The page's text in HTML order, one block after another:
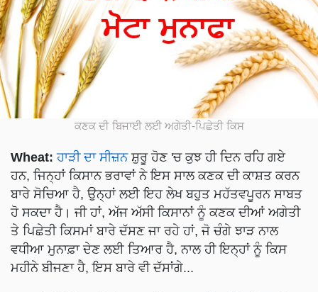
ਕਣਕ ਦੀ ਬਿਜਾਈ ਲਈ ਅਗੇਤੀ-ਪਿਛੇਤੀ ਕਿਸ
Wheat: ਹਾੜੀ ਦਾ ਸੀਜ਼ਨਸ਼ੁਰੂ ਹੋਣ 'ਚ ਕੁਝ ਹੀ ਦਿਨ ਰਹਿ ਗਏ
ਹਨ, ਜਿਨ੍ਹਾਂ ਕਿਸਾਨ ਭਰਾਵਾਂ ਨੇ ਇਸ ਸਾਲ ਕਣਕ ਦੀ ਕਾਸ਼ਤ ਕਰਨ
ਬਾਰੇ ਸੋਚਿਆ ਹੈ, ਉਨ੍ਹਾਂ ਲਈ ਇਹ ਲੇਖ ਬਹੁਤ ਮਹੱਤਵਪੂਰਨ ਸਾਬਤ
ਹੋ ਸਕਦਾ ਹੈ। ਜੀ ਹਾਂ, ਅੱਜ ਅੱਸੀ ਕਿਸਾਨਾਂ ਨੂੰ ਕਣਕ ਦੀਆਂ ਅਗੇਤੀ
ਤੇ ਪਿਛੇਤੀ ਕਿਸਮਾਂ ਬਾਰੇ ਦੱਸਣ ਜਾ ਰਹੇ ਹਾਂ, ਜੋ ਚੰਗੇ ਝਾੜ ਨਾਲ
ਵਧੀਆ ਮੁਨਾਫ਼ਾ ਦੇਣ ਲਈ ਤਿਆਰ ਹੈ, ਨਾਲ ਹੀ ਇਨ੍ਹਾਂ ਨੂੰ ਕਿਸ
ਮਹੀਨੇ ਬੀਜਣਾ ਹੈ, ਇਸ ਬਾਰੇ ਵੀ ਦੱਸਾਂਗੇ...